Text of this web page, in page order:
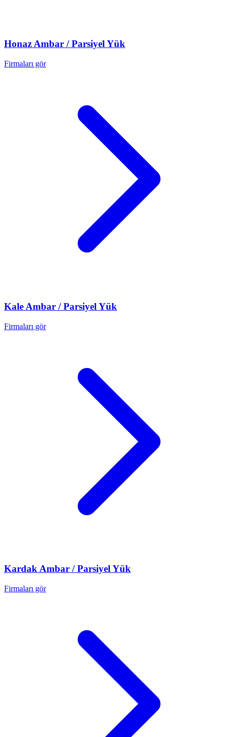
HonazAmbar / Parsiyel Yük
Firmaları gör
Kale Ambar / Parsiyel Yük
Firmaları gör
KardakAmbar / Parsiyel Yük
Firmaları gör